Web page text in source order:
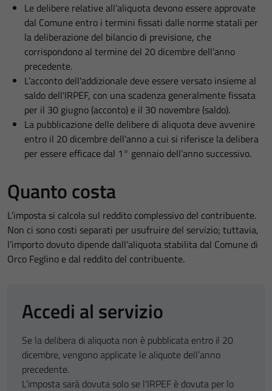
Le delibere relative all’aliquota devono essere approvate
dal Comune entro i termini fissati dalle norme statali per
la deliberazione del bilancio di previsione, che
corrispondono al termine del 20 dicembre dell’anno
precedente.
L’acconto dell'addizionale deve essere versato insieme al
saldo dell'IRPEF, con una scadenza generalmente fissata
per il 30 giugno (acconto) e il 30 novembre (saldo).
La pubblicazione delle delibere di aliquota deve avvenire
entro il 20 dicembre dell'anno a cui si riferisce la delibera
per essere efficace dal 1° gennaio dell’anno successivo.
Quanto costa
L’imposta si calcola sul reddito complessivo del contribuente.
Non ci sono costi separati per usufruire del servizio; tuttavia,
l’importo dovuto dipende dall’aliquota stabilita dal Comune di
Orco Feglino e dal reddito del contribuente.
Accedi al servizio
Se la delibera di aliquota non è pubblicata entro il 20
dicembre, vengono applicate le aliquote dell’anno
precedente.
L’imposta sarà dovuta solo se l'IRPEF è dovuta per lo